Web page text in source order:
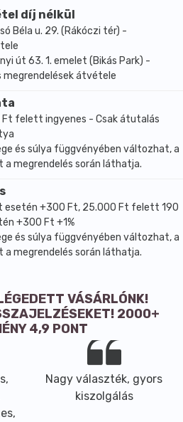
a vérzést.
díj nélkül
Béla u. 29. (Rákóczi tér) -
út 63. 1. emelet (Bikás Park) -
megrendelések átvétele
felett ingyenes - Csak átutalás
és súlya függvényében változhat, a
megrendelés során láthatja.
esetén +300 Ft, 25.000 Ft felett 190
+300 Ft +1%
és súlya függvényében változhat, a
megrendelés során láthatja.
VÁSÁRLÓNK!
2000+
4,9 PONT
Nagy választék, gyors
kiszolgálás